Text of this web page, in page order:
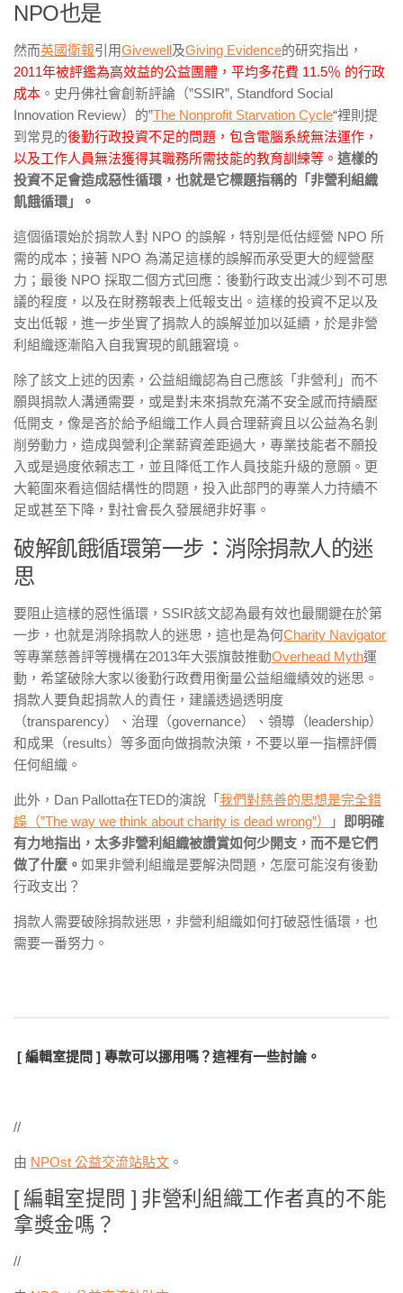
NPO也是
然而英國衛報引用Givewell及Giving Evidence的研究指出，
2011年被評鑑為高效益的公益團體，平均多花費 11.5％ 的行政
成本 。史丹佛社會創新評論（”SSIR”, Standford Social
Innovation Review）的”The Nonprofit Starvation Cycle“裡則提
到常見的後勤行政投資不足的問題，包含電腦系統無法運作，
以及工作人員無法獲得其職務所需技能的教育訓練等。 這樣的
投資不足會造成惡性循環，也就是它標題指稱的「非營利組織
飢餓循環」。
這個循環始於捐款人對 NPO 的誤解，特別是低估經營 NPO 所
需的成本；接著 NPO 為滿足這樣的誤解而承受更大的經營壓
力；最後 NPO 採取二個方式回應：後勤行政支出減少到不可思
議的程度，以及在財務報表上低報支出。這樣的投資不足以及
支出低報，進一步坐實了捐款人的誤解並加以延續，於是非營
利組織逐漸陷入自我實現的飢餓窘境。
除了該文上述的因素，公益組織認為自己應該「非營利」而不
願與捐款人溝通需要，或是對未來捐款充滿不安全感而持續壓
低開支，像是吝於給予組織工作人員合理薪資且以公益為名剝
削勞動力，造成與營利企業薪資差距過大，專業技能者不願投
入或是過度依賴志工，並且降低工作人員技能升級的意願。更
大範圍來看這個結構性的問題，投入此部門的專業人力持續不
足或甚至下降，對社會長久發展絕非好事。
破解飢餓循環第一步：消除捐款人的迷
思
要阻止這樣的惡性循環，SSIR該文認為最有效也最關鍵在於第
一步，也就是消除捐款人的迷思，這也是為何Charity Navigator
等專業慈善評等機構在2013年大張旗鼓推動Overhead Myth運
動，希望破除大家以後勤行政費用衡量公益組織績效的迷思。
捐款人要負起捐款人的責任，建議透過透明度
（transparency）、治理（governance）、領導（leadership）
和成果（results）等多面向做捐款決策，不要以單一指標評價
任何組織。
此外，Dan Pallotta在TED的演說「 我們對慈善的思想是完全錯
誤（”The way we think about charity is dead wrong”）
」
即明確
有力地指出，太多非營利組織被讚賞如何少開支，而不是它們
做了什麼。 如果非營利組織是要解決問題，怎麼可能沒有後勤
行政支出？
捐款人需要破除捐款迷思，非營利組織如何打破惡性循環，也
需要一番努力。
[ 編輯室提問 ] 專款可以挪用嗎？這裡有一些討論。
//
由 NPOst 公益交流站貼文 。
[ 編輯室提問 ] 非營利組織工作者真的不能
拿獎金嗎？
//